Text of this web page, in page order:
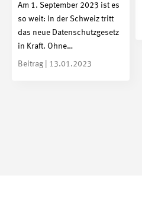
Am 1. September 2023 ist es
so weit: In der Schweiz tritt
das neue Datenschutzgesetz
in Kraft. Ohne…
Beitrag | 13.01.2023